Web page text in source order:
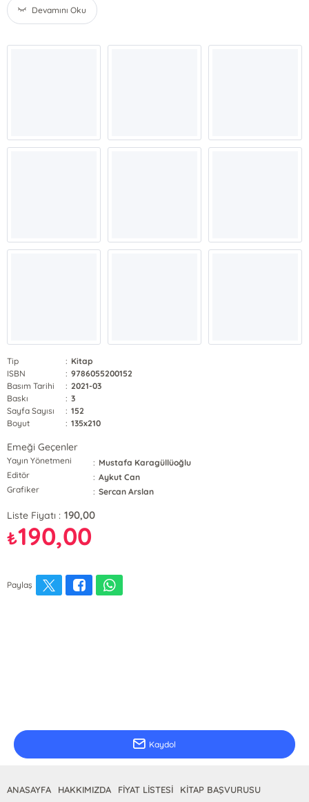
Devamını Oku
Tip : Kitap
ISBN
: 9786055200152
Basım Tarihi
: 2021-03
Baskı
: 3
Sayfa Sayısı
: 152
Boyut
: 135x210
Emeği Geçenler
Yayın Yönetmeni : Mustafa Karagüllüoğlu
Editör
: Aykut Can
Grafiker
: Sercan Arslan
Liste Fiyatı : 190,00
₺190,00
Paylaş
Kaydol
ANASAYFA HAKKIMIZDA FİYAT LİSTESİ
KİTAP BAŞVURUSU